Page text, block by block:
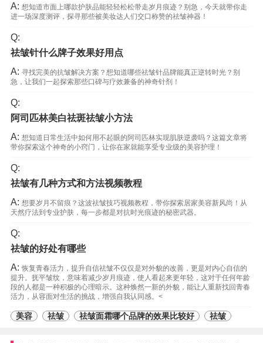
A: 想知道市面上哪款护肤品能轻轻松松带走岁月痕迹？别急，今天就带你走
进一场深度测评，探寻那些被美妆达人们交口称赞的祛皱神器！
Q:
祛皱针什么牌子效果好用点
A: 寻找完美的抗皱解决方案？想知道哪些祛皱针品牌能真正逆转时光？别
急，让我们一起探索那些口碑与疗效兼备的神奇针剂！
Q:
阿司匹林美白祛斑祛皱小方法
A: 想知道日常生活中如何用不起眼的阿司匹林实现肌肤逆袭吗？这篇文章将
带你探索这个神奇的小窍门，让你在家就能享受专业级的美容护理！
Q:
祛皱有几种方式和方法视频教程
A: 想要岁月不留痕？这波祛皱技巧视频教程，带你探索居家美容新风尚！从
天然疗法到专业护肤，每一步都是对抗时光痕迹的秘密武器。
Q:
祛皱的好处有哪些
A: 恢复青春活力，提升自信祛皱不仅仅是对外貌的改善，更是对内心自信的
提升。抚平皱纹，意味着减少岁月痕迹，使人看起来更年轻，这对于任何年龄
段的人都是一种积极的心理暗示。这种焕然一新的外貌，能让人重新找回青春
活力，从容面对生活的挑战，增强自我认同感。<
美容 祛皱 祛皱面霜哪个品牌的效果比较好 祛皱